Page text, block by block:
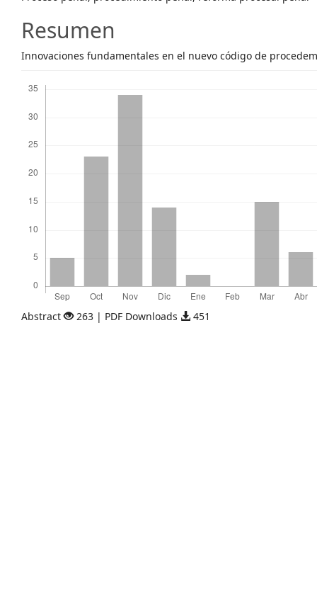
Resumen
Innovaciones fundamentales en el nuevo código de
Abstract 263 | PDF Downloads 451